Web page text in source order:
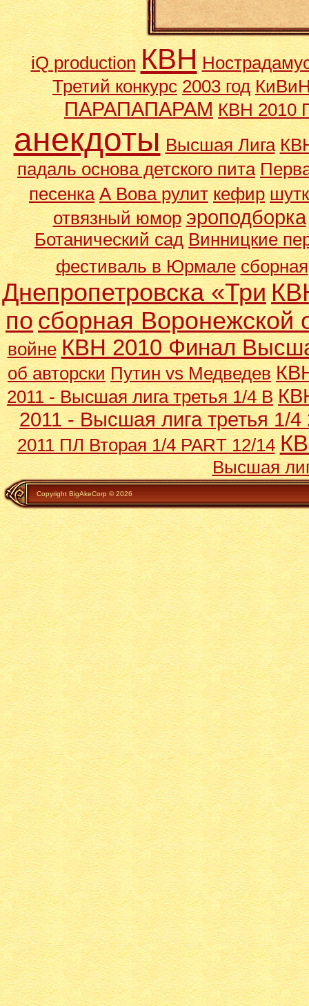
iQ production КВН
Третий конкурс 2003 год
ПАРАПАПАРАМ КВН 2010
анекдоты Высшая Лига
падаль основа детского пита
песенка А Вова рулит кефир
отвязный юмор эроподборка
Ботанический сад Винницкие
фестиваль в Юрмале сборная
Днепропетровска «Три
посборная Воронежской
войне КВН 2010 Финал
об авторски Путин vs Медведев
2011 - Высшая лига третья 1/4 В
2011 - Высшая лига третья 1/4
2011 ПЛ Вторая 1/4 PART 12/14
Высшая
Copyright BigAkeCorp © 2026